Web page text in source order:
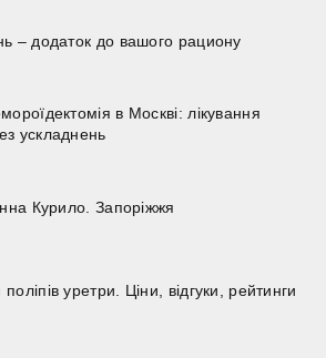
– додаток до вашого рациону
в Москві: лікування
ускладнень
Курило. Запоріжжя
уретри. Ціни, відгуки, рейтинги